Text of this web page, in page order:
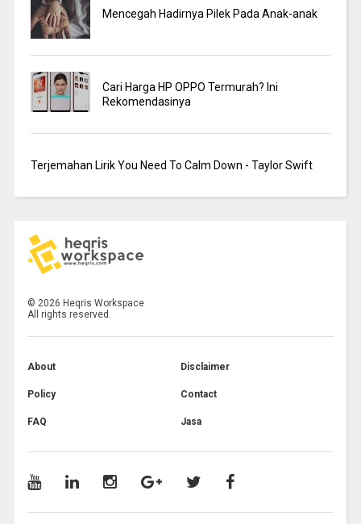
Mencegah Hadirnya Pilek Pada Anak-anak
Cari Harga HP OPPO Termurah? Ini
Rekomendasinya
Terjemahan Lirik You Need To Calm Down - Taylor Swift
© 2026 Heqris Workspace
All rights reserved.
About Disclaimer
Policy Contact
FAQ Jasa